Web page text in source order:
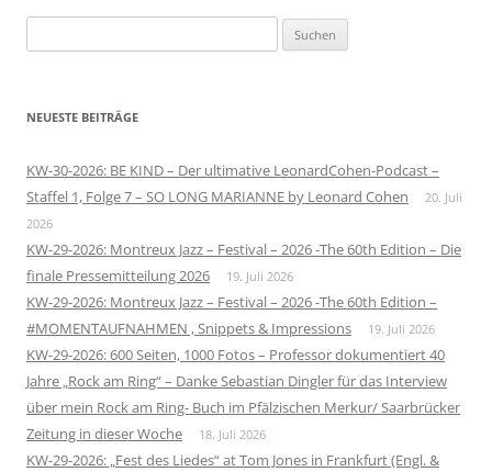
nach:
NEUESTE BEITRÄGE
KW-30-2026: BE KIND – Der ultimative LeonardCohen-Podcast –
Staffel 1, Folge 7 – SO LONG MARIANNE by Leonard Cohen
20. Juli
2026
KW-29-2026: Montreux Jazz – Festival – 2026 -The 60th Edition – Die
finale Pressemitteilung 2026
19. Juli 2026
KW-29-2026: Montreux Jazz – Festival – 2026 -The 60th Edition –
#MOMENTAUFNAHMEN , Snippets & Impressions
19. Juli 2026
KW-29-2026: 600 Seiten, 1000 Fotos – Professor dokumentiert 40
Jahre „Rock am Ring“ – Danke Sebastian Dingler für das Interview
über mein Rock am Ring- Buch im Pfälzischen Merkur/ Saarbrücker
Zeitung in dieser Woche
18. Juli 2026
KW-29-2026: „Fest des Liedes“ at Tom Jones in Frankfurt (Engl. &